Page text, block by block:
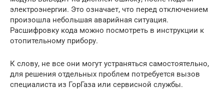
электроэнергии. Это означает, что перед отключением
произошла небольшая аварийная ситуация.
Расшифровку кода можно посмотреть в инструкции к
отопительному прибору.
К слову, не все они могут устраняться самостоятельно,
для решения отдельных проблем потребуется вызов
специалиста из ГорГаза или сервисной службы.